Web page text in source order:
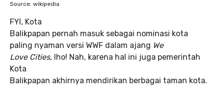
Source: wikipedia
FYI, Kota
Balikpapan pernah masuk sebagai nominasi kota
paling nyaman versi WWF dalam ajang We
Love Cities, lho! Nah, karena hal ini juga pemerintah
Kota
Balikpapan akhirnya mendirikan berbagai taman kota.